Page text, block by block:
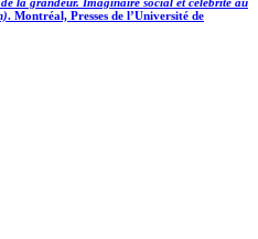
. Montréal, Presses de l’Université de